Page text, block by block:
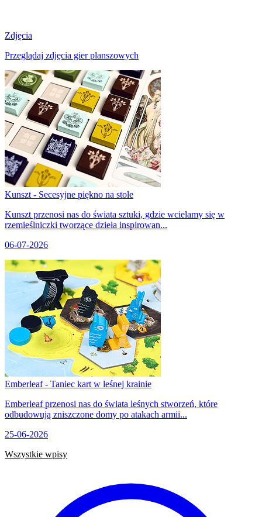
Zdjęcia
Przeglądaj zdjęcia gier planszowych
Kunszt - Secesyjne piękno na stole
Kunszt przenosi nas do świata sztuki, gdzie wcielamy się w
rzemieślniczki tworzące dzieła inspirowan...
06-07-2026
Emberleaf - Taniec kart w leśnej krainie
Emberleaf przenosi nas do świata leśnych stworzeń, które
odbudowują zniszczone domy po atakach armii...
25-06-2026
Wszystkie wpisy